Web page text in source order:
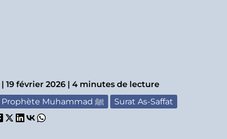
| 19 février 2026 | 4 minutes de lecture
Prophète Muhammad ﷺ Surat As-Saffat